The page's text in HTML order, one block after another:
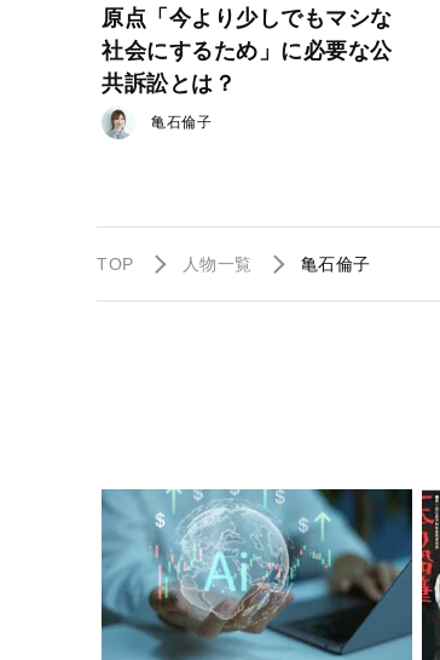
原点「今より少しでもマシな
社会にするため」に必要な公
共訴訟とは？
亀石倫子
TOP 人物一覧 亀石倫子